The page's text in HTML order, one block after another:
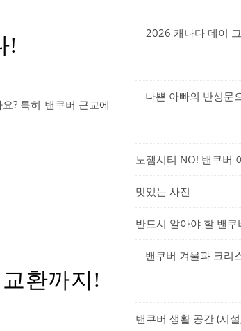
!
? 특히 밴쿠버 근교에
환까지!
2026 캐나다 데이
나쁜 아빠의 반성문
노잼시티 NO! 밴쿠버
맛있는 사진
반드시 알아야 할 밴쿠
밴쿠버 겨울과 크리
밴쿠버 생활 공간 (시